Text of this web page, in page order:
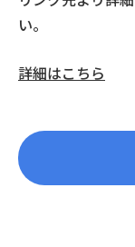
い。
詳細はこちら